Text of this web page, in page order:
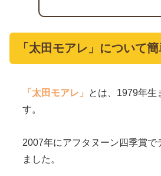
「太田モアレ」について
「太田モアレ」 とは、1979年生
す。
2007年にアフタヌーン四季賞で
ました。